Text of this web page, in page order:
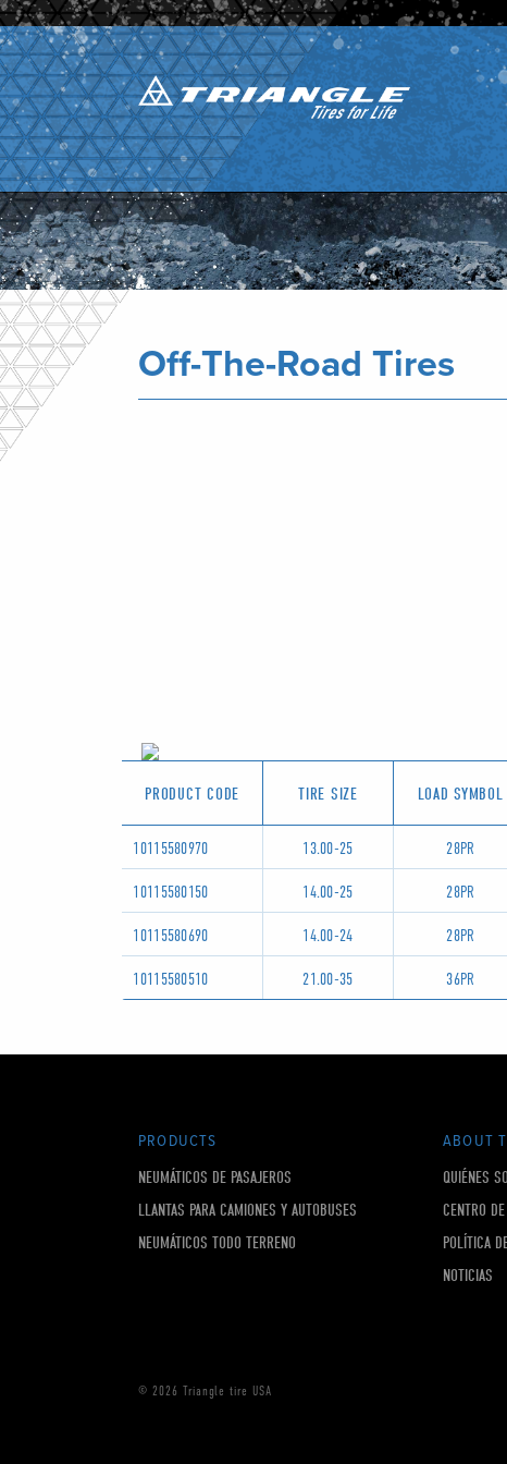
Off-The-Road Tires
PRODUCT CODE TIRE SIZE LOAD SYMBOL
10115580970 13.00-25 28PR
10115580150 14.00-25 28PR
10115580690 14.00-24 28PR
10115580510 21.00-35 36PR
PRODUCTS
NEUMÁTICOS DE PASAJEROS
LLANTAS PARA CAMIONES Y AUTOBUSES
NEUMÁTICOS TODO TERRENO
ABOUT
QUIÉNES
CENTRO
POLÍTICA
NOTICIAS
© 2026 Triangle tire USA